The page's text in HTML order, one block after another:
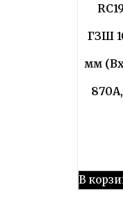
ГЗШ
мм
В